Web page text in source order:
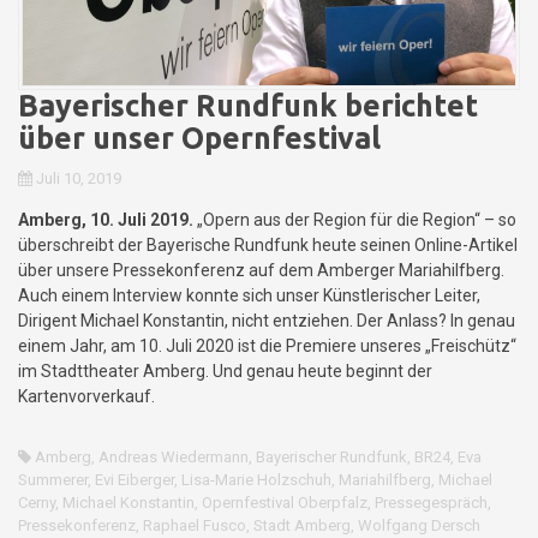
Bayerischer Rundfunk berichtet
über unser Opernfestival
Juli 10, 2019
Amberg, 10. Juli 2019. „Opern aus der Region für die Region“ – so
überschreibt der Bayerische Rundfunk heute seinen Online-Artikel
über unsere Pressekonferenz auf dem Amberger Mariahilfberg.
Auch einem Interview konnte sich unser Künstlerischer Leiter,
Dirigent Michael Konstantin, nicht entziehen. Der Anlass? In genau
einem Jahr, am 10. Juli 2020 ist die Premiere unseres „Freischütz“
im Stadttheater Amberg. Und genau heute beginnt der
Kartenvorverkauf.
Amberg, Andreas Wiedermann, Bayerischer Rundfunk, BR24, Eva
Summerer, Evi Eiberger, Lisa-Marie Holzschuh, Mariahilfberg, Michael
Cerny, Michael Konstantin, Opernfestival Oberpfalz, Pressegespräch,
Pressekonferenz, Raphael Fusco, Stadt Amberg, Wolfgang Dersch